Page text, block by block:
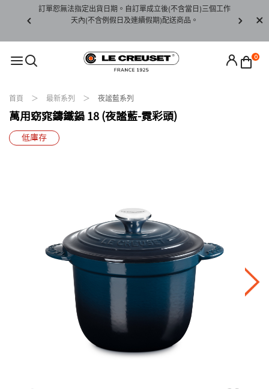
下水)，若
訂單恕無法指定出貨日期。自訂單成立後(不含當日)三個工作
天內(不含例假日及連續假期)配送商品。
請至
0
首頁 最新系列 夜謐藍系列
萬用窈窕鑄鐵鍋 18 (夜謐藍-霓彩頭)
低庫存